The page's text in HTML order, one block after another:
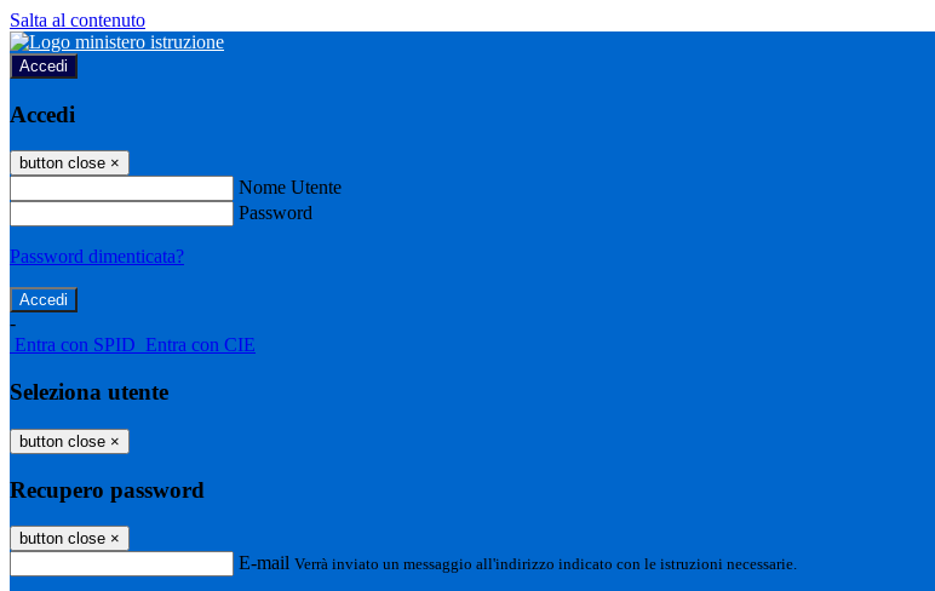
Salta al contenuto
Accedi
Accedi
button close ×
Nome Utente
Password
Password dimenticata?
-
Entra con SPID Entra con CIE
Seleziona utente
button close ×
Recupero password
button close ×
E-mail Verrà inviato un messaggio all'indirizzo indicato con le istruzioni necessarie.